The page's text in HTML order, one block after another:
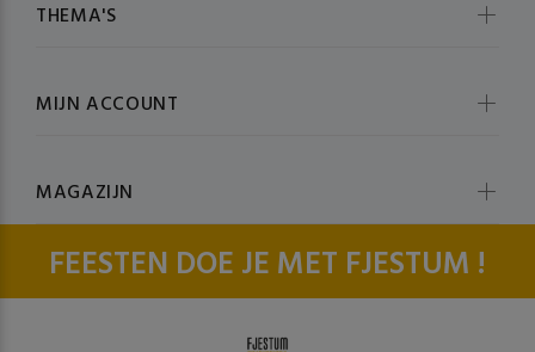
FEESTEN DOE JE MET FJESTUM !
THEMA'S
MIJN ACCOUNT
MAGAZIJN